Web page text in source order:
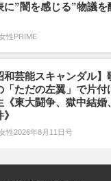
に”闇を感じる”物議を
性PRIME
和芸能スキャンダル
「ただの左翼」で片付
《東大闘争、獄中結婚
性2026年8月11日号